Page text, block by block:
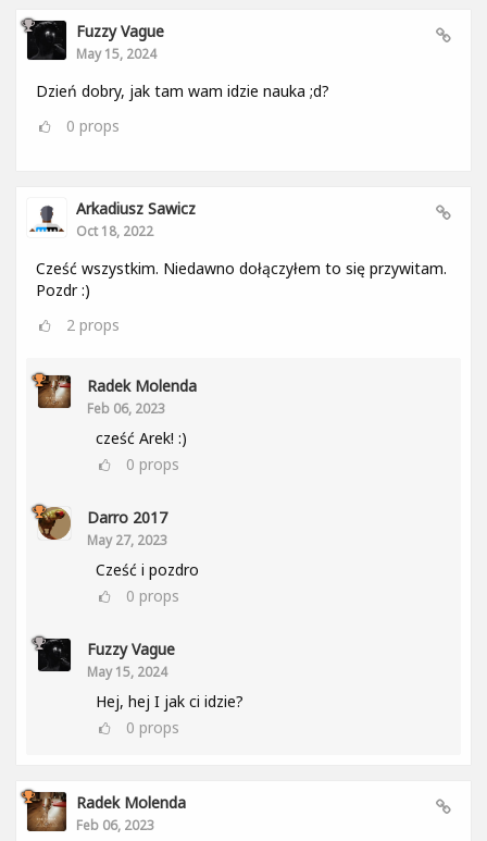
Fuzzy Vague
May 15, 2024
Dzień dobry, jak tam wam idzie nauka ;d?
0 props
Arkadiusz Sawicz
Oct 18, 2022
Cześć wszystkim. Niedawno dołączyłem to się przywitam.
Pozdr :)
2 props
Radek Molenda
Feb 06, 2023
cześć Arek! :)
0 props
Darro 2017
May 27, 2023
Cześć i pozdro
0 props
Fuzzy Vague
May 15, 2024
Hej, hej I jak ci idzie?
0 props
Radek Molenda
Feb 06, 2023